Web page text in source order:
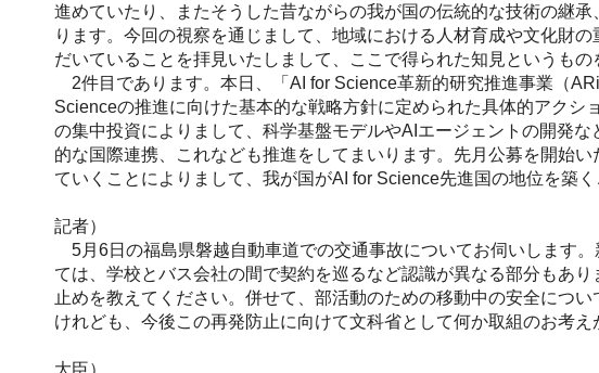
進めていたり、またそうした昔ながらの我が国の伝統的な技術の継
ります。今回の視察を通じまして、地域における人材育成や文化財
だいていることを拝見いたしまして、ここで得られた知見というも
2件目であります。本日、「AI for Science革新的研究推進事業（
Scienceの推進に向けた基本的な戦略方針に定められた具体的アク
の集中投資によりまして、科学基盤モデルやAIエージェントの開発
的な国際連携、これなども推進をしてまいります。先月公募を開始
ていくことによりまして、我が国がAI for Science先進国の地位を築
記者）
5月6日の福島県磐越自動車道での交通事故についてお伺いします
ては、学校とバス会社の間で契約を巡るなど認識が異なる部分もあ
止めを教えてください。併せて、部活動のための移動中の安全につ
けれども、今後この再発防止に向けて文科省として何か取組のお考え
大臣）